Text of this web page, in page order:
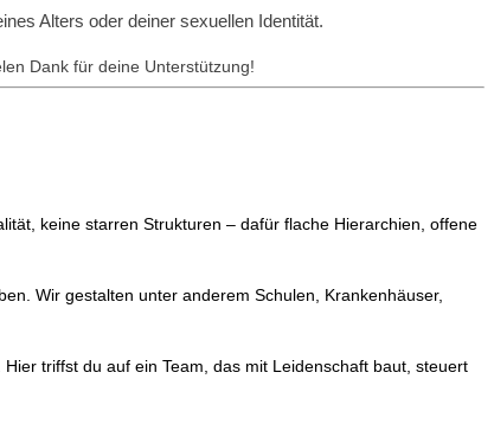
Alters oder deiner sexuellen Identität.
Dank für deine Unterstützung!
keine starren Strukturen – dafür flache Hierarchien, offene
Wir gestalten unter anderem Schulen, Krankenhäuser,
triffst du auf ein Team, das mit Leidenschaft baut, steuert